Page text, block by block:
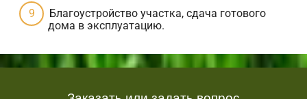
Благоустройство участка, сдача готового
дома в эксплуатацию.